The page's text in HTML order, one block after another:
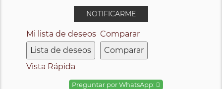
NOTIFICARME
Mi lista de deseos
Lista de deseos
Comparar
Comparar
Vista Rápida
Preguntar por WhatsApp: